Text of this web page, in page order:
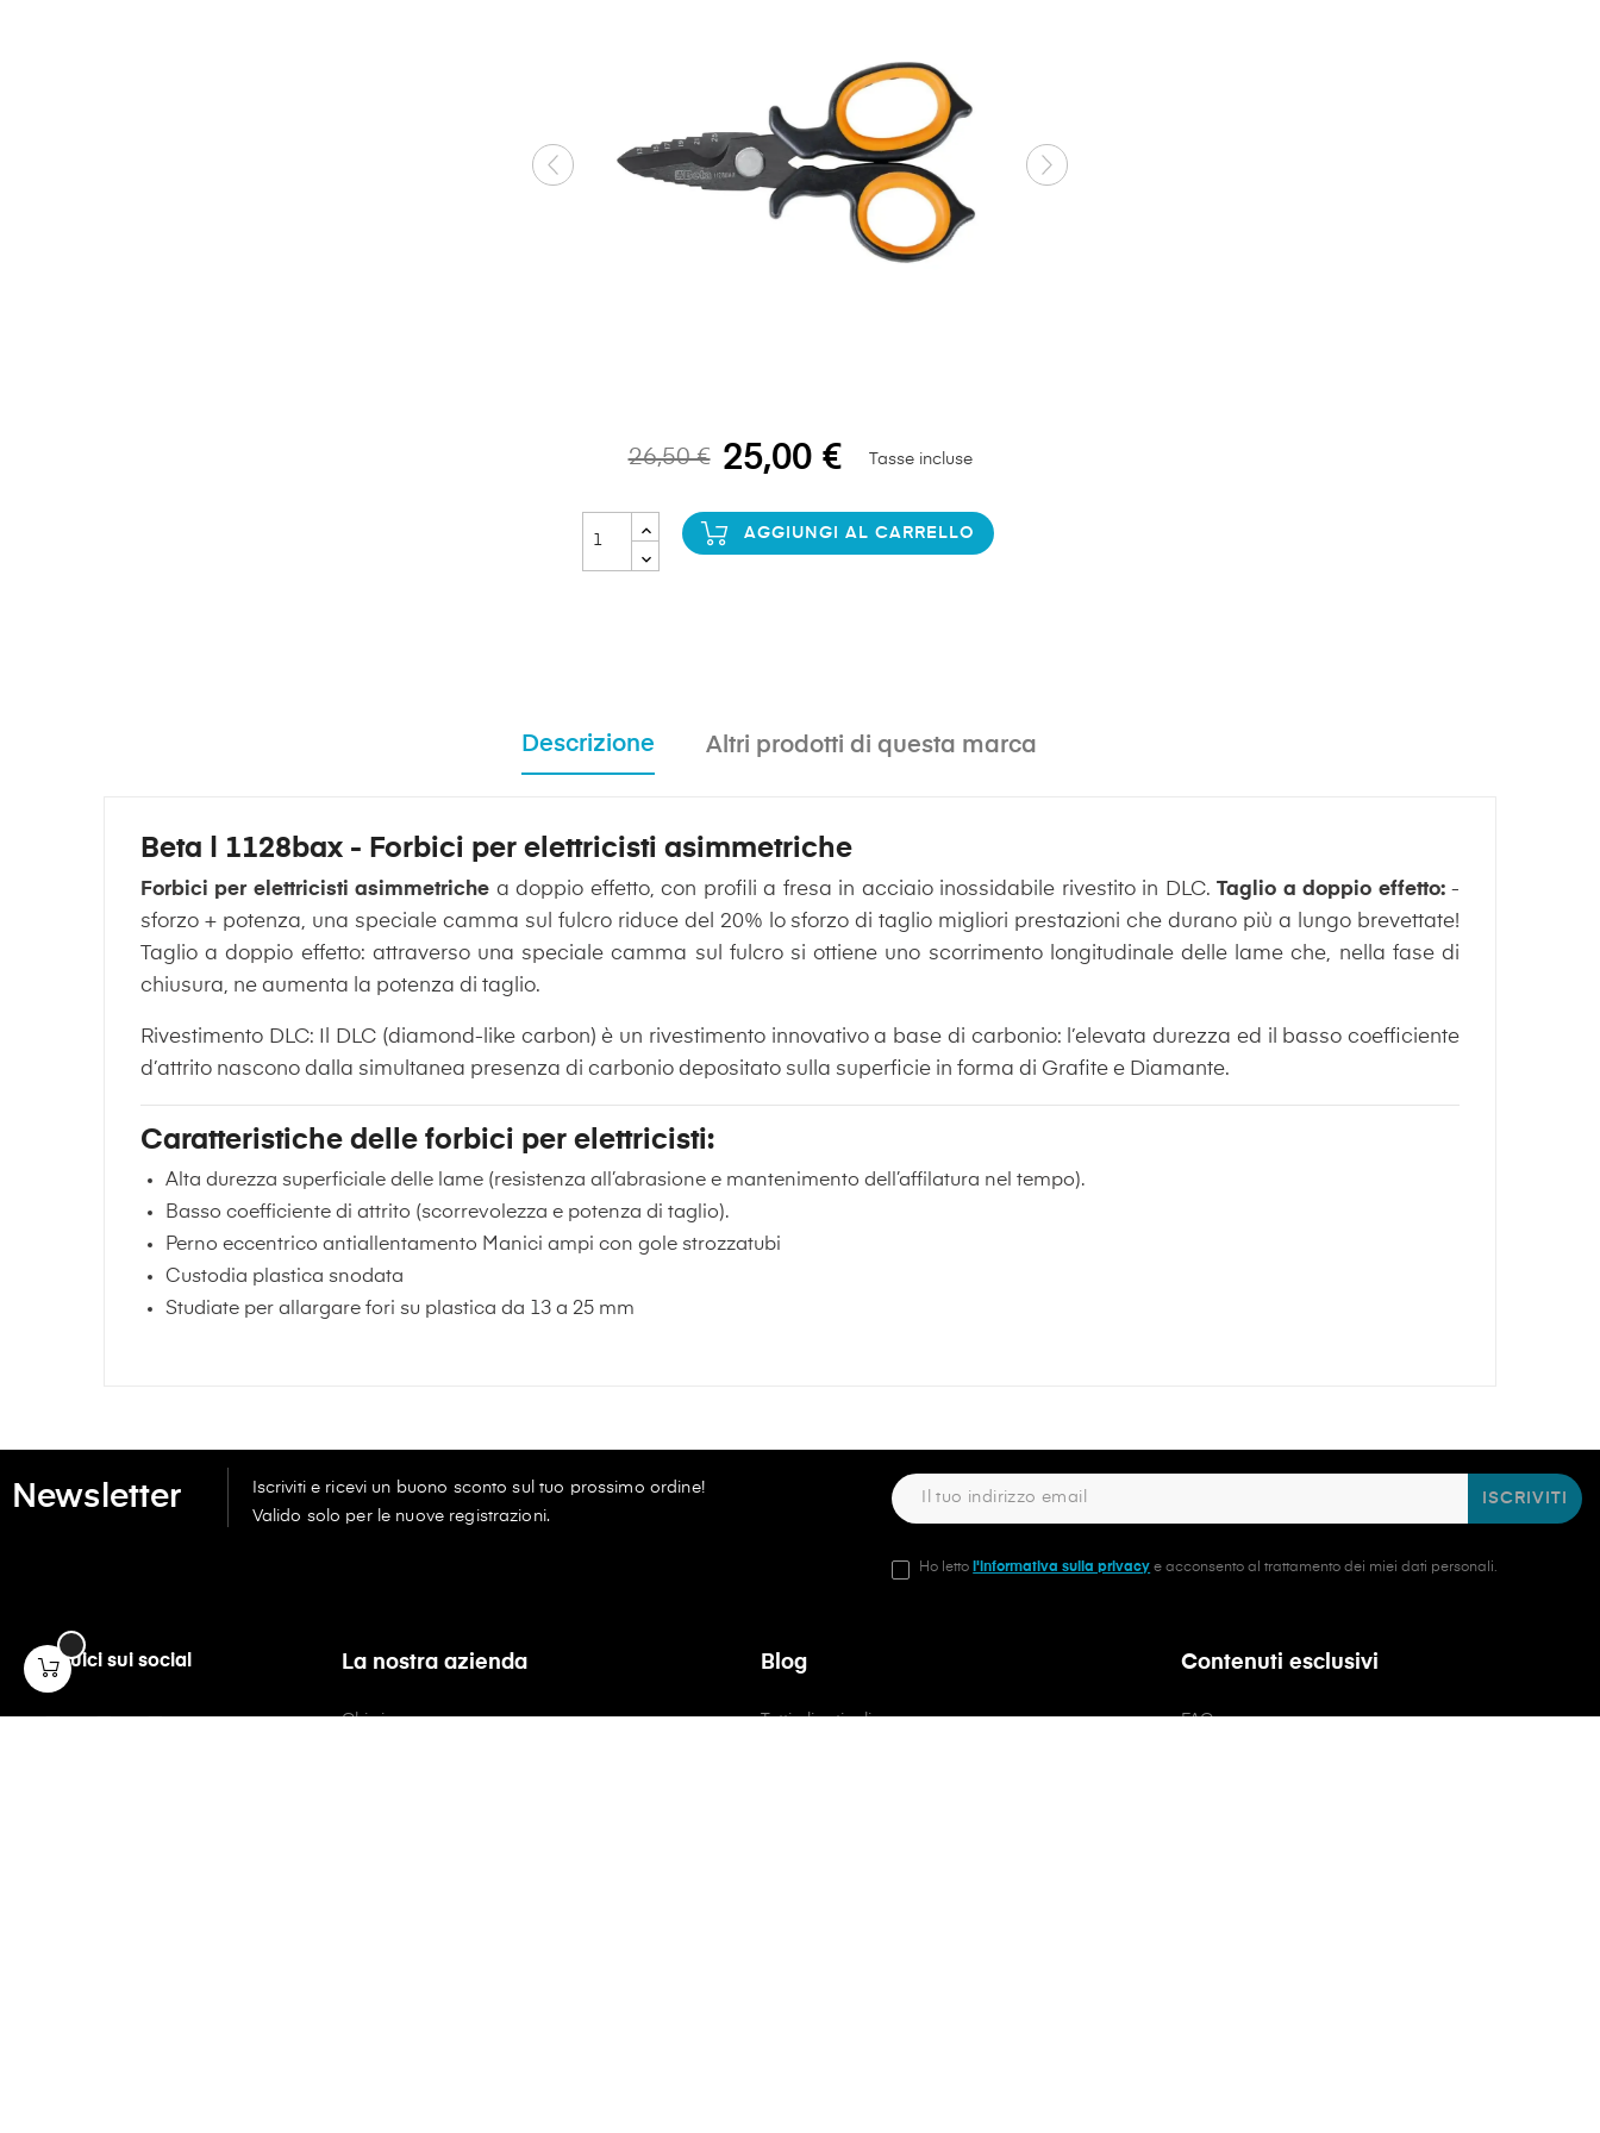
26,50 € 25,00 € Tasse incluse
AGGIUNGI AL CARRELLO
Descrizione Altri prodotti di questa marca
Beta | 1128bax - Forbici per elettricisti asimmetriche
Forbici per elettricisti asimmetriche a doppio effetto, con profili a fresa in acciaio inossidabile rivestito in DLC.Taglio a doppio effetto:-
sforzo + potenza, una speciale camma sul fulcro riduce del 20% lo sforzo di taglio migliori prestazioni che durano più a lungo brevettate!
Taglio a doppio effetto: attraverso una speciale camma sul fulcro si ottiene uno scorrimento longitudinale delle lame che, nella fase di
chiusura, ne aumenta la potenza di taglio.
Rivestimento DLC: Il DLC (diamond-like carbon) è un rivestimento innovativo a base di carbonio: l’elevata durezza ed il basso coefficiente
d’attrito nascono dalla simultanea presenza di carbonio depositato sulla superficie in forma di Grafite e Diamante.
Caratteristiche delle forbici per elettricisti:
Alta durezza superficiale delle lame (resistenza all’abrasione e mantenimento dell’affilatura nel tempo).
Basso coefficiente di attrito (scorrevolezza e potenza di taglio).
Perno eccentrico antiallentamento Manici ampi con gole strozzatubi
Custodia plastica snodata
Studiate per allargare fori su plastica da 13 a 25 mm
Newsletter
Iscriviti e ricevi un buono sconto sul tuo prossimo ordine!
Valido solo per le nuove registrazioni.
ISCRIVITI
Ho letto l'informativa sulla privacy e acconsento al trattamento dei miei dati personali.
Seguici sui social La nostra azienda
Chi siamo
Blog
Tutti gli articoli
Contenuti esclusivi
FAQ